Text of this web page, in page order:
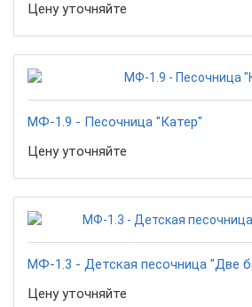
Цену уточняйте
МФ-1.9 - Песочница "Катер"
Цену уточняйте
МФ-1.3 - Детская песочница "Две
Цену уточняйте